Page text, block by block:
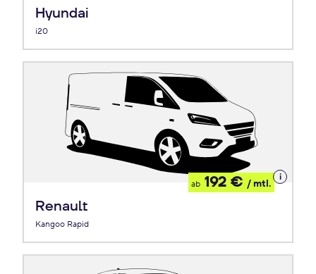
Hyundai
i20
Renault
Kangoo Rapid
ab 192 € / mtl.
Details
zum